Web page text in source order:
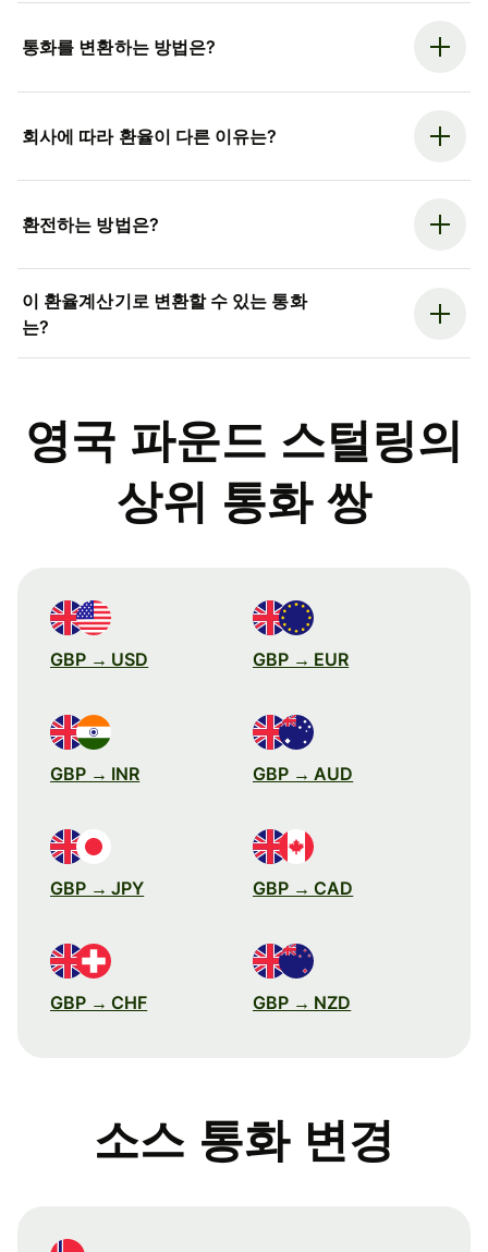
통화를 변환하는 방법은?
회사에 따라 환율이 다른 이유는?
환전하는 방법은?
이 환율계산기로 변환할 수 있는 통화
는?
영국 파운드 스털링의
상위 통화 쌍
GBP → USD GBP → EUR
GBP → INR GBP → AUD
GBP → JPY GBP → CAD
GBP → CHF GBP → NZD
소스 통화 변경